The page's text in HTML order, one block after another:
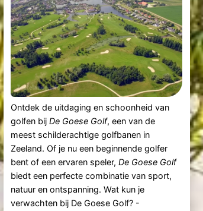
Ontdek de uitdaging en schoonheid van
golfen bijDe Goese Golf, een van de
meest schilderachtige golfbanen in
Zeeland. Of je nu een beginnende golfer
bent of een ervaren speler,De Goese Golf
biedt een perfecte combinatie van sport,
natuur en ontspanning. Wat kun je
verwachten bij De Goese Golf? -